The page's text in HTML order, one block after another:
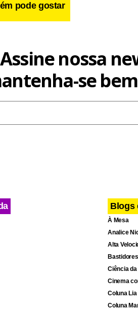
como porteiro na 305 Sul. À
que a venda de jornais entrou em
pode gostar
Assine nossa
se
Blogs
À Mesa
Analice
Alta
Bastidores
Ciência
Cinema
Coluna
Coluna